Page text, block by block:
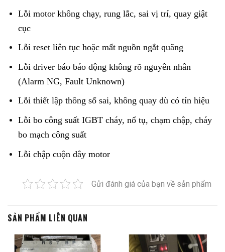
Lỗi motor không chạy, rung lắc, sai vị trí, quay giật
cục
Lỗi reset liên tục hoặc mất nguồn ngắt quãng
Lỗi driver báo báo động không rõ nguyên nhân
(Alarm NG, Fault Unknown)
Lỗi thiết lập thông số sai, không quay dù có tín hiệu
Lỗi bo công suất IGBT cháy, nổ tụ, chạm chập, cháy
bo mạch công suất
Lỗi chập cuộn dây motor
SẢN PHẨM LIÊN QUAN